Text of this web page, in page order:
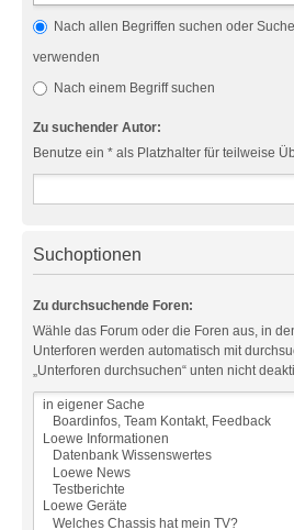
Nach allen Begriffen suchen oder
verwenden
Nach einem Begriff suchen
Zu suchender Autor:
Benutze ein * als Platzhalter für teilweise
Suchoptionen
Zu durchsuchende Foren:
Wähle das Forum oder die Foren aus, in
Unterforen werden automatisch mit
„Unterforen durchsuchen“ unten nicht